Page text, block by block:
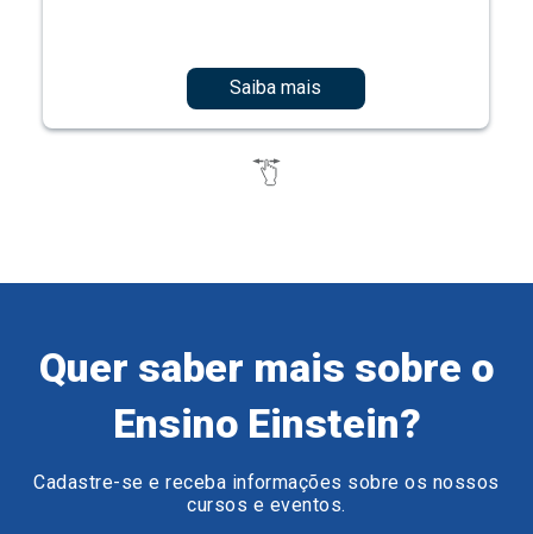
Saiba mais
Quer saber mais sobre o
Ensino Einstein?
Cadastre-se e receba informações sobre os nossos
cursos e eventos.